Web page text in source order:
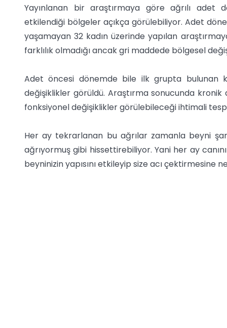
Yayınlanan bir araştırmaya göre ağrılı adet
etkilendiği bölgeler açıkça görülebiliyor. Adet
yaşamayan 32 kadın üzerinde yapılan
farklılık olmadığı ancak gri maddede bölgesel
Adet öncesi dönemde bile ilk grupta bulunan
değişiklikler görüldü. Araştırma sonucunda kronik
fonksiyonel değişiklikler görülebileceği ihtimali
Her ay tekrarlanan bu ağrılar zamanla beyni
ağrıyormuş gibi hissettirebiliyor. Yani her ay
beyninizin yapısını etkileyip size acı çektirmesine